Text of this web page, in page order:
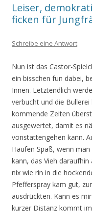
Leiser,
ficken für
Schreibe eine Antwort
Nun ist das Castor-
ein bisschen fun dabei,
Innen. Letztendlich
verbucht und die
kommende Zeiten
ausgewertet, damit es
vonstattengehen kann.
Haufen Spaß, wenn
kann, das Vieh
nix wie rin in die
Pfefferspray kam gut,
ausdrückten. Kann es
kurzer Distanz kommt